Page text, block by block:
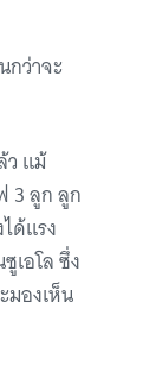
กว่าจะ
แม้
3 ลูก ลูก
ด้แรง
เอโล ซึ่ง
มองเห็น